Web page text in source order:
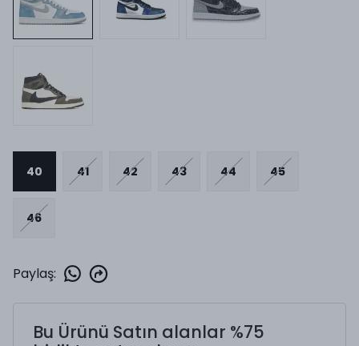
40 41 42 43 44 45
46
Paylaş:
Bu Ürünü Satın alanlar %75